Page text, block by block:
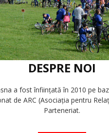
DESPRE NOI
a fost înfiinţată în 2010 pe
de ARC (Asociaţia pentru
Parteneriat.